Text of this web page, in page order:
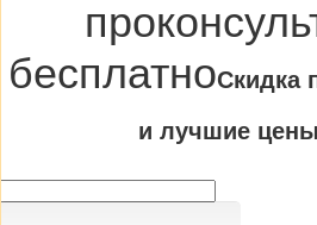
бесплатноCкидка
и лучшие